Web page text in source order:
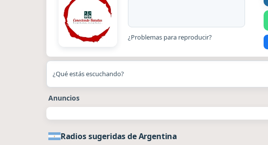
¿Problemas para reproducir?
¿Qué estás escuchando?
Anuncios
Radios sugeridas de Argentina